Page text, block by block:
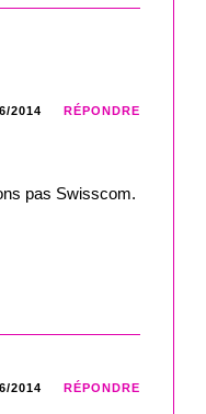
2014 RÉPONDRE
pas Swisscom.
2014 RÉPONDRE